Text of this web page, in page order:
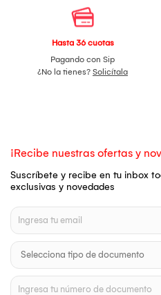
Hasta 36 cuotas
Pagando con Sip
¿No la tienes? Solicítala
¡Recibe nuestras ofertas y
Suscríbete y recibe en tu inbox
exclusivas y novedades